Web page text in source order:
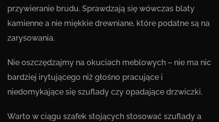
przywieranie brudu. Sprawdzają się wówczas blaty
kamienne a nie miękkie drewniane, które podatne są na
zarysowania.
Nie oszczędzajmy na okuciach meblowych – nie ma nic
bardziej irytującego niż głośno pracujące i
niedomykające się szuflady czy opadające drzwiczki.
Warto w ciągu szafek stojących stosować szuflady a